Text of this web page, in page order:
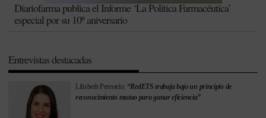
Diariofarma publica el Informe ‘La Política Farmacéutica’
especial por su 10º aniversario
Entrevistas destacadas
Lilisbeth Perestelo: “RedETS trabaja bajo un principio de
reconocimiento mutuo para ganar eficiencia”